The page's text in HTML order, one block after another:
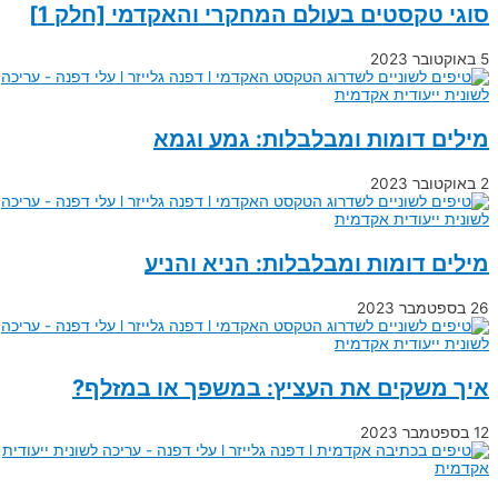
סוגי טקסטים בעולם המחקרי והאקדמי [חלק 1]
מילים דומות ומבלבלות: גמע וגמא
מילים דומות ומבלבלות: הניא והניע
26 בספטמבר 2023
איך משקים את העציץ: במשפך או במזלף?
12 בספטמבר 2023